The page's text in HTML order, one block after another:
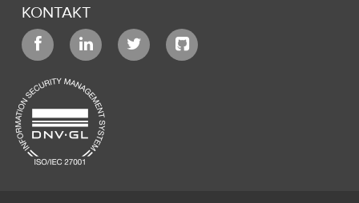
KONTAKT